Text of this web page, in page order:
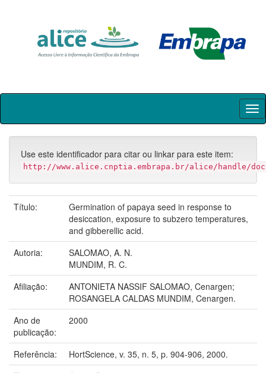
Skip
Use este identificador para citar ou linkar para este item:
http://www.alice.cnptia.embrapa.br/alice/handle/doc/
Título:
Germination of papaya seed in response to
desiccation, exposure to subzero temperatures,
and gibberellic acid.
Autoria:
SALOMAO, A. N.
MUNDIM, R. C.
Afiliação:
ANTONIETA NASSIF SALOMAO, Cenargen;
ROSANGELA CALDAS MUNDIM, Cenargen.
Ano de
publicação:
2000
Referência:
HortScience, v. 35, n. 5, p. 904-906, 2000.